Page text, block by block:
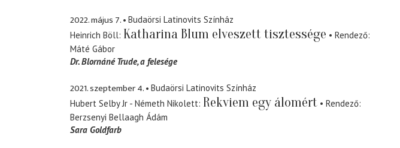
2022. május 7.
Budaörsi Latinovits Színház
Heinrich Böll Katharina Blum elveszett tisztessége
Rendező
Máté Gábor
Dr. Blornáné Trude a felesége
2021. szeptember 4.
Budaörsi Latinovits Színház
Hubert Selby Jr - Németh Nikolett Rekviem egy álomért
Rendező
Berzsenyi Bellaagh Ádám
Sara Goldfarb